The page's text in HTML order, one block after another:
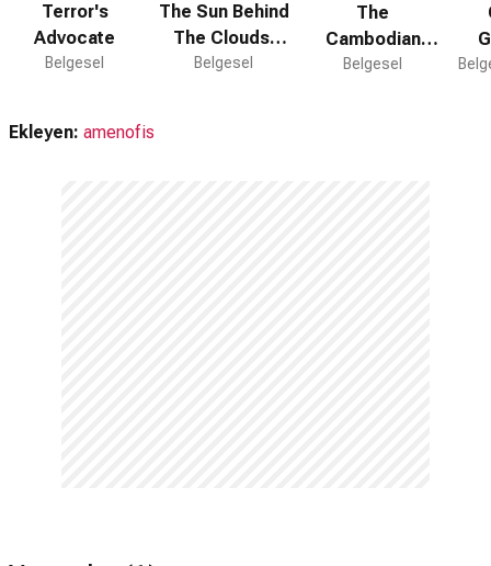
Terror's
Advocate
Belgesel
The Sun Behind
The Clouds:
Tibet's
Belgesel
The
Cambodian
Room:
Belgesel
Ekleyen: amenofis